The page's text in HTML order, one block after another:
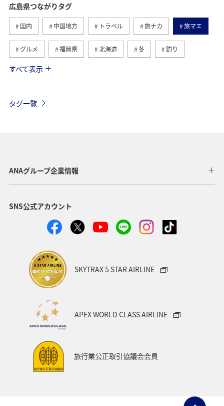
広島県つながりタグ
国内 中国地方 トラベル 旅ナカ 旅マエ
グルメ 福岡県 北海道 冬 釣り
ANA釣り倶楽部
世界遺産 春 トラウト 湖 夏
リゾート 岡山県
すべて表示
タグ一覧
ANAグループ企業情報
SNS公式アカウント
SKYTRAX 5 STAR AIRLINE
APEX WORLD CLASS AIRLINE
旅行業公正取引協議会会員